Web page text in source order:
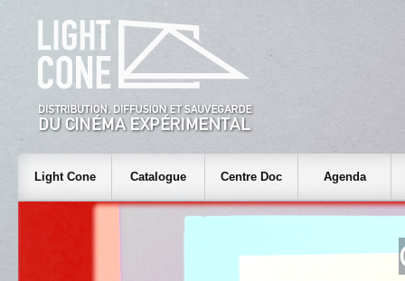
Light Cone Catalogue Centre Doc Agenda